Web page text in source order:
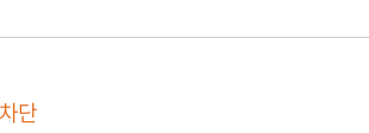
단